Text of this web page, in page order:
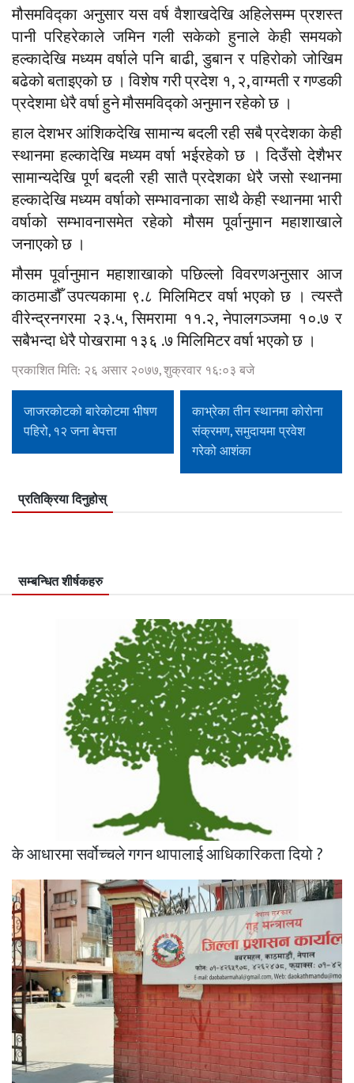
मौसमविद्का अनुसार यस वर्ष वैशाखदेखि अहिलेसम्म प्रशस्त
पानी परिहरेकाले जमिन गली सकेको हुनाले केही समयको
हल्कादेखि मध्यम वर्षाले पनि बाढी, डुबान र पहिरोको जोखिम
बढेको बताइएको छ । विशेष गरी प्रदेश १, २, वाग्मती र गण्डकी
प्रदेशमा धेरै वर्षा हुने मौसमविद्को अनुमान रहेको छ ।
हाल देशभर आंशिकदेखि सामान्य बदली रही सबै प्रदेशका केही
स्थानमा हल्कादेखि मध्यम वर्षा भईरहेको छ । दिउँसो देशैभर
सामान्यदेखि पूर्ण बदली रही सातै प्रदेशका धेरै जसो स्थानमा
हल्कादेखि मध्यम वर्षाको सम्भावनाका साथै केही स्थानमा भारी
वर्षाको सम्भावनासमेत रहेको मौसम पूर्वानुमान महाशाखाले
जनाएको छ ।
मौसम पूर्वानुमान महाशाखाको पछिल्लो विवरणअनुसार आज
काठमाडौँ उपत्यकामा ९.८ मिलिमिटर वर्षा भएको छ । त्यस्तै
वीरेन्द्रनगरमा २३.५, सिमरामा ११.२, नेपालगञ्जमा १०.७ र
सबैभन्दा धेरै पोखरामा १३६ .७ मिलिमिटर वर्षा भएको छ ।
प्रकाशित मिति: २६ असार २०७७, शुक्रवार १६:०३ बजे
जाजरकोटको बारेकोटमा भीषण
पहिरो, १२ जना बेपत्ता
काभ्रेका तीन स्थानमा कोरोना
संक्रमण, समुदायमा प्रवेश
गरेको आशंका
प्रतिक्रिया दिनुहोस्
सम्बन्धित शीर्षकहरु
के आधारमा सर्वोच्चले गगन थापालाई आधिकारिकता दियो ?